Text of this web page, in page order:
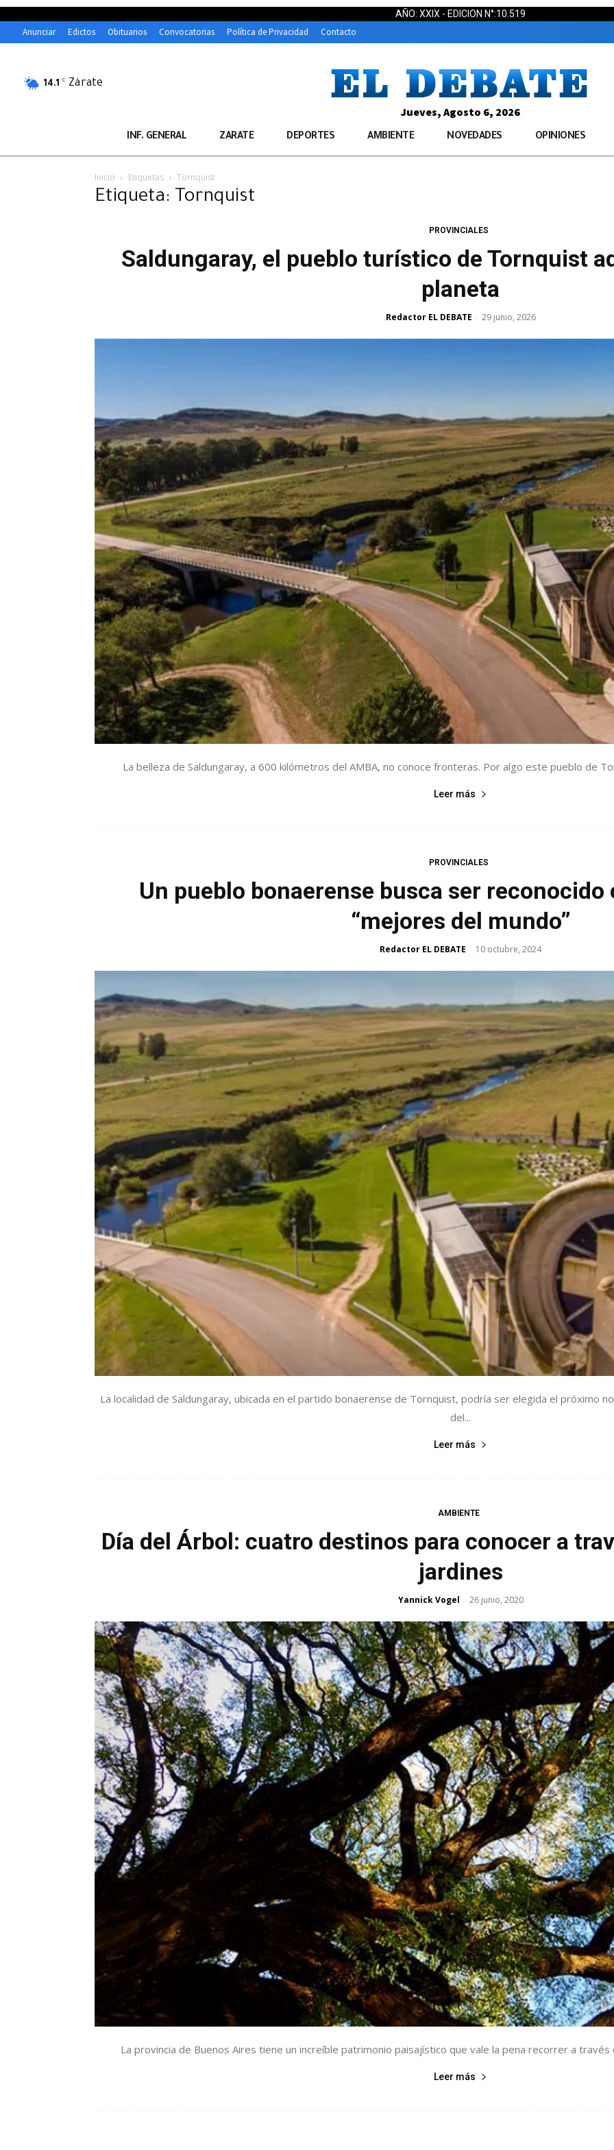
AÑO: XXIX - EDICION N°:10.519
Anunciar Edictos Obituarios Convocatorias Política de Privacidad Contacto
14.1 C Zárate
Jueves, Agosto 6, 2026
INF. GENERAL ZARATE DEPORTES AMBIENTE NOVEDADES OPINIONES
Inicio Etiquetas Tornquist
Etiqueta: Tornquist
PROVINCIALES
Saldungaray, el pueblo turístico de Tornquist
planeta
Redactor EL DEBATE - 29 junio, 2026
La belleza de Saldungaray, a 600 kilómetros del AMBA, no conoce fronteras. Por algo este pueblo de
Leer más
PROVINCIALES
Un pueblo bonaerense busca ser reconocido
“mejores del mundo”
Redactor EL DEBATE - 10 octubre, 2024
La localidad de Saldungaray, ubicada en el partido bonaerense de Tornquist, podría ser elegida el próximo
del...
Leer más
AMBIENTE
Día del Árbol: cuatro destinos para conocer a
jardines
Yannick Vogel - 26 junio, 2020
La provincia de Buenos Aires tiene un increíble patrimonio paisajístico que vale la pena recorrer a
Leer más